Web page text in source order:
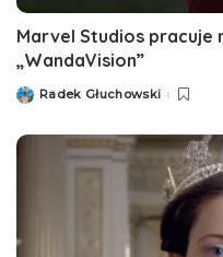
Marvel Studios pracuje
„WandaVision”
PostedRadek Głuchowski